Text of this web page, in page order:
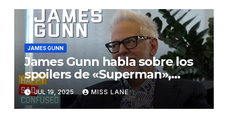
JAMES GUNN
James Gunn habla sobre los
spoilers de «Superman»,
Batman, Wonder Woman y el
futuro del Universo
Cinematográfico de DC
JUL 19, 2025 MISS LANE